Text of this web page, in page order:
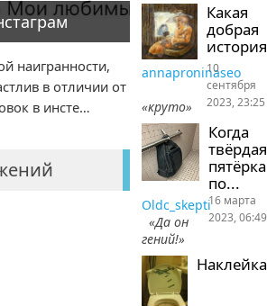
наигранности,
в отличии от
в инсте…
Какая
добрая
история
annaproninaseo
«круто»
10
сентября
2023, 23:25
Когда
твёрдая
пятёрка
по...
Oldc_skepti
«Да он
гений!»
16 марта
2023, 06:49
Наклейка